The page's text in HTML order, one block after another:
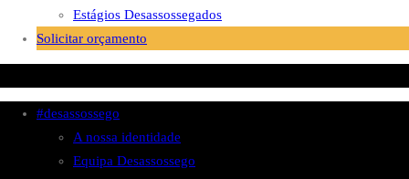
Estágios Desassossegados
Solicitar orçamento
#desassossego
A nossa identidade
Equipa Desassossego